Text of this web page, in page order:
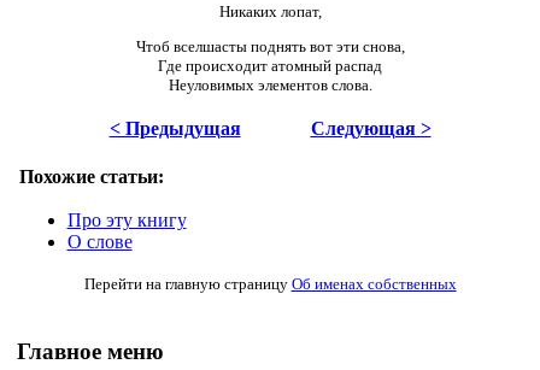
Никаких лопат,
Чтоб вселшасты поднять вот эти снова,
Где происходит атомный распад
Неуловимых элементов слова.
< Предыдущая Следующая >
Похожие статьи:
Про эту книгу
О слове
Перейти на главную страницу Об именах собственных
Главное меню